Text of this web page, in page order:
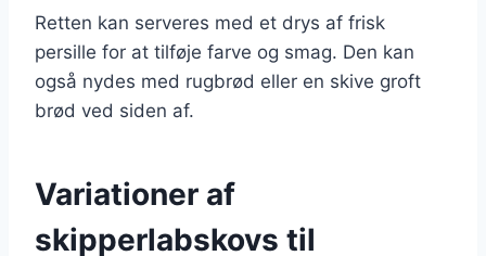
Retten kan serveres med et drys af frisk
persille for at tilføje farve og smag. Den kan
også nydes med rugbrød eller en skive groft
brød ved siden af.
Variationer af
skipperlabskovs til